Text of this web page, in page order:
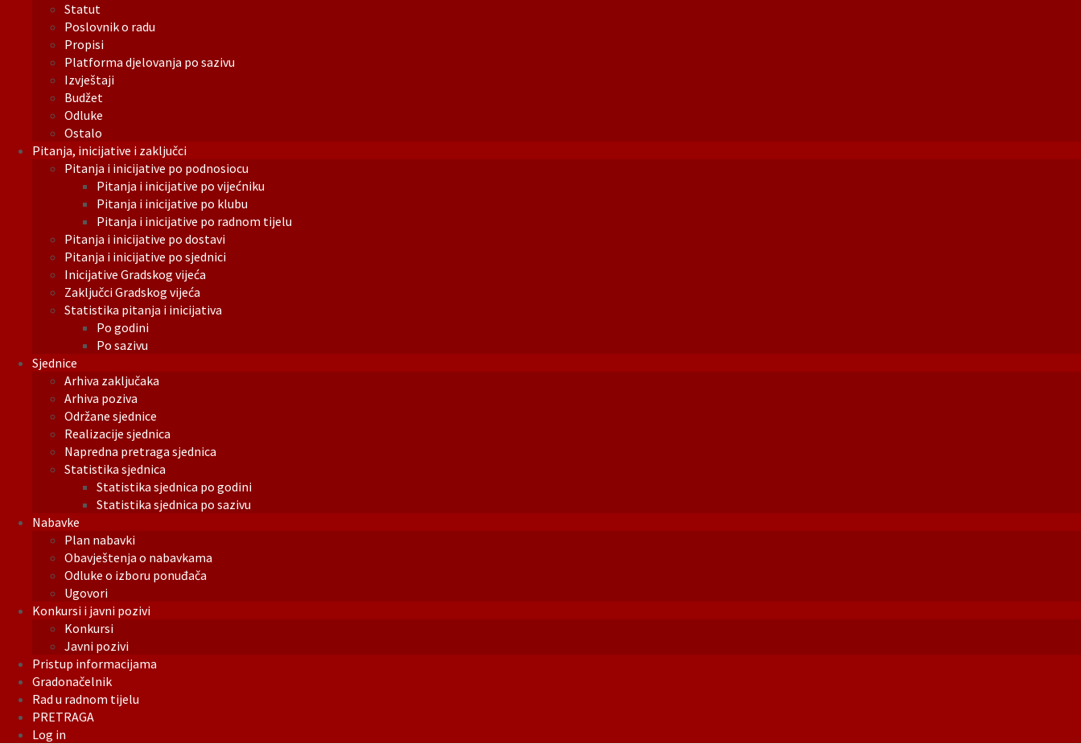
Statut
Poslovnik o radu
Propisi
Platforma djelovanja po sazivu
Izvještaji
Budžet
Odluke
Ostalo
Pitanja, inicijative i zaključci
Pitanja i inicijative po podnosiocu
Pitanja i inicijative po vijećniku
Pitanja i inicijative po klubu
Pitanja i inicijative po radnom tijelu
Pitanja i inicijative po dostavi
Pitanja i inicijative po sjednici
Inicijative Gradskog vijeća
Zaključci Gradskog vijeća
Statistika pitanja i inicijativa
Po godini
Po sazivu
Sjednice
Arhiva zaključaka
Arhiva poziva
Održane sjednice
Realizacije sjednica
Napredna pretraga sjednica
Statistika sjednica
Statistika sjednica po godini
Statistika sjednica po sazivu
Nabavke
Plan nabavki
Obavještenja o nabavkama
Odluke o izboru ponuđača
Ugovori
Konkursi i javni pozivi
Konkursi
Javni pozivi
Pristup informacijama
Gradonačelnik
Rad u radnom tijelu
PRETRAGA
Log in